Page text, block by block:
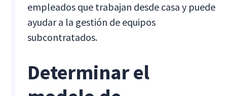
empleados que trabajan desde casa y puede
ayudar a la gestión de equipos
subcontratados.
Determinar el